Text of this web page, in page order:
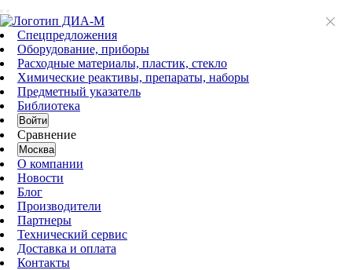
Спецпредложения
Оборудование, приборы
Расходные материалы, пластик, стекло
Химические реактивы, препараты, наборы
Предметный указатель
Библиотека
Войти
Сравнение
Москва
О компании
Новости
Блог
Производители
Партнеры
Технический сервис
Доставка и оплата
Контакты